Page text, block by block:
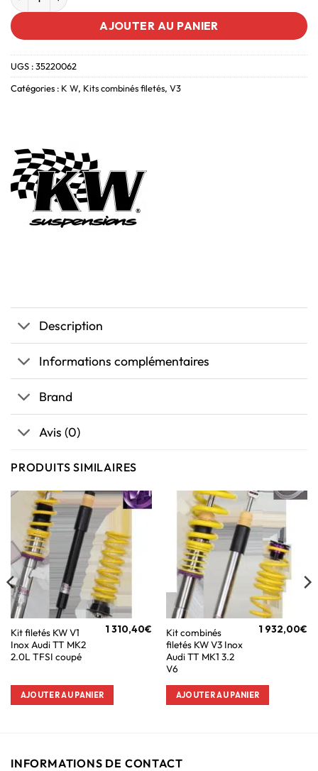
AJOUTER AU PANIER
UGS :35220062
Catégories : K W, Kits combinés filetés, V3
Description
Informations complémentaires
Brand
Avis (0)
PRODUITS SIMILAIRES
Kit filetés KW V1
Inox Audi TT MK2
2.0L TFSI coupé
1 310,40€
AJOUTER AU PANIER
Kit combinés
filetés KW V3 Inox
Audi TT MK1 3.2
V6
1 932,00€
AJOUTER AU PANIER
INFORMATIONS DE CONTACT